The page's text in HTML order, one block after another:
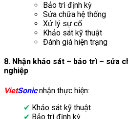
Bảo trì định kỳ
Sửa chữa hệ thống
Xử lý sự cố
Khảo sát kỹ thuật
Đánh giá hiện trạng
8. Nhận khảo sát – bảo trì – sửa
nghiệp
VietSonicnhận thực hiện:
✔ Khảo sát kỹ thuật
✔ Bảo trì định kỳ